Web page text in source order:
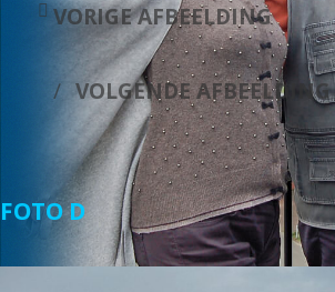
VORIGE AFBEELDING
VOLGENDE AFBEELDING
FOTO D